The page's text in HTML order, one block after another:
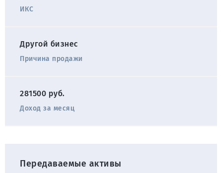
ИКС
Другой бизнес
Причина продажи
281500 руб.
Доход за месяц
Передаваемые активы